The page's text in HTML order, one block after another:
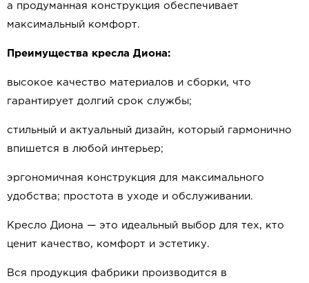
а продуманная конструкция обеспечивает
максимальный комфорт.
Преимущества кресла Диона:
высокое качество материалов и сборки, что
гарантирует долгий срок службы;
стильный и актуальный дизайн, который гармонично
впишется в любой интерьер;
эргономичная конструкция для максимального
удобства; простота в уходе и обслуживании.
Кресло Диона — это идеальный выбор для тех, кто
ценит качество, комфорт и эстетику.
Вся продукция фабрики производится в